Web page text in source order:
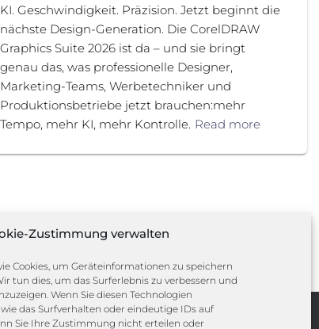
Zustimmung verwalten
Cookies, um Geräteinformationen zu speichern
tun dies, um das Surferlebnis zu verbessern und
Wenn Sie diesen Technologien
das Surfverhalten oder eindeutige IDs auf
Sie Ihre Zustimmung nicht erteilen oder
KI. Geschwindigkeit. Präzision. Jetzt beginnt die
nächste Design-Generation. Die CorelDRAW
Graphics Suite 2026 ist da – und sie bringt
genau das, was professionelle Designer,
Marketing-Teams, Werbetechniker und
Produktionsbetriebe jetzt brauchen:mehr
Tempo, mehr KI, mehr Kontrolle. Read more